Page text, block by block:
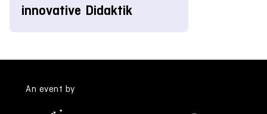
innovative Didaktik
An event by